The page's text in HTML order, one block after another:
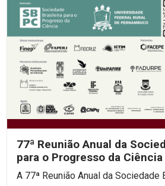
77ª Reunião Anual da
para o Progresso da Ciência
A 77ª Reunião Anual da Sociedade